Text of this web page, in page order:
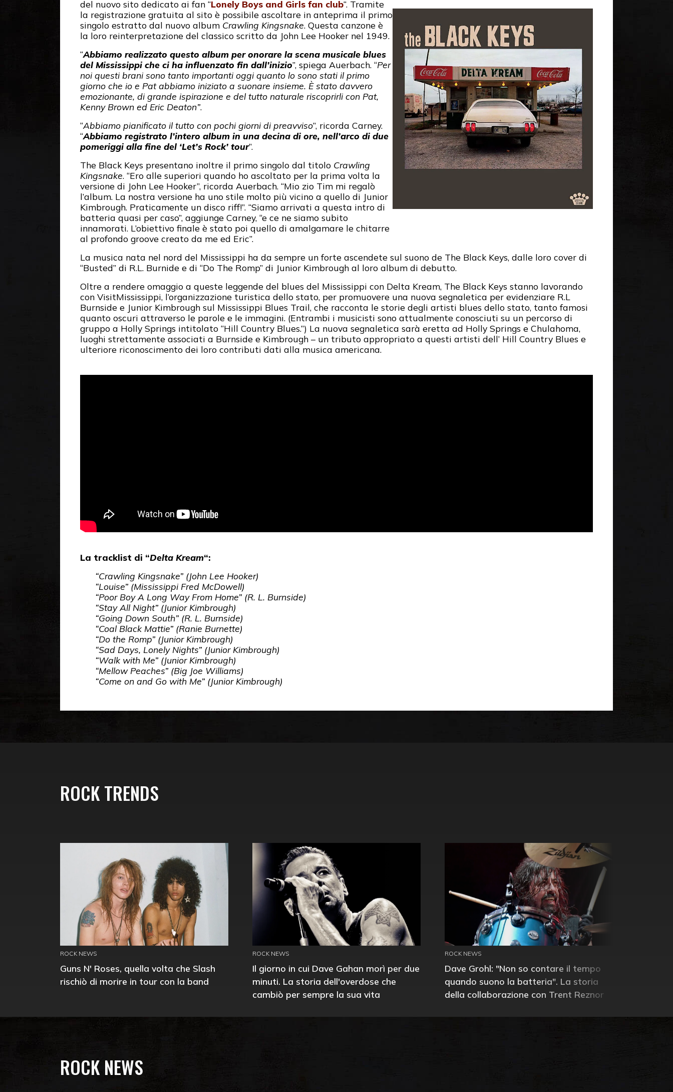
del nuovo sito dedicato ai fan “Lonely Boys and Girls fan club“. Tramite
la registrazione gratuita al sito è possibile ascoltare in anteprima il primo
singolo estratto dal nuovo album Crawling Kingsnake. Questa canzone è
la loro reinterpretazione del classico scritto da John Lee Hooker nel 1949.
“Abbiamo realizzato questo album per onorare la scena musicale blues
del Mississippi che ci ha influenzato fin dall’inizio”, spiega Auerbach. “Per
noi questi brani sono tanto importanti oggi quanto lo sono stati il primo
giorno che io e Pat abbiamo iniziato a suonare insieme. È stato davvero
emozionante, di grande ispirazione e del tutto naturale riscoprirli con Pat,
Kenny Brown ed Eric Deaton”.
“Abbiamo pianificato il tutto con pochi giorni di preavviso”, ricorda Carney.
“Abbiamo registrato l’intero album in una decina di ore, nell’arco di due
pomeriggi alla fine del ‘Let’s Rock’ tour”.
The Black Keys presentano inoltre il primo singolo dal titolo Crawling
Kingsnake. “Ero alle superiori quando ho ascoltato per la prima volta la
versione di John Lee Hooker”, ricorda Auerbach. “Mio zio Tim mi regalò
l’album. La nostra versione ha uno stile molto più vicino a quello di Junior
Kimbrough. Praticamente un disco riff!”. “Siamo arrivati a questa intro di
batteria quasi per caso”, aggiunge Carney, “e ce ne siamo subito
innamorati. L’obiettivo finale è stato poi quello di amalgamare le chitarre
al profondo groove creato da me ed Eric”.
La musica nata nel nord del Mississippi ha da sempre un forte ascendete sul suono de The Black Keys, dalle loro cover di
“Busted” di R.L. Burnide e di “Do The Romp” di Junior Kimbrough al loro album di debutto.
Oltre a rendere omaggio a queste leggende del blues del Mississippi con Delta Kream, The Black Keys stanno lavorando
con VisitMississippi, l’organizzazione turistica dello stato, per promuovere una nuova segnaletica per evidenziare R.L
Burnside e Junior Kimbrough sul Mississippi Blues Trail, che racconta le storie degli artisti blues dello stato, tanto famosi
quanto oscuri attraverso le parole e le immagini. (Entrambi i musicisti sono attualmente conosciuti su un percorso di
gruppo a Holly Springs intitolato “Hill Country Blues.”) La nuova segnaletica sarà eretta ad Holly Springs e Chulahoma,
luoghi strettamente associati a Burnside e Kimbrough – un tributo appropriato a questi artisti dell’ Hill Country Blues e
ulteriore riconoscimento dei loro contributi dati alla musica americana.
La tracklist di “Delta Kream“:
“Crawling Kingsnake” (John Lee Hooker)
“Louise” (Mississippi Fred McDowell)
“Poor Boy A Long Way From Home” (R. L. Burnside)
“Stay All Night” (Junior Kimbrough)
“Going Down South” (R. L. Burnside)
“Coal Black Mattie” (Ranie Burnette)
“Do the Romp” (Junior Kimbrough)
“Sad Days, Lonely Nights” (Junior Kimbrough)
“Walk with Me” (Junior Kimbrough)
“Mellow Peaches” (Big Joe Williams)
“Come on and Go with Me” (Junior Kimbrough)
ROCK TRENDS
ROCK NEWS
Guns N' Roses, quella volta che Slash
rischiò di morire in tour con la band
ROCK NEWS
Il giorno in cui Dave Gahan morì per due
minuti. La storia dell'overdose che
cambiò per sempre la sua vita
ROCK NEWS
Dave Grohl: "Non so contare il tempo
quando suono la batteria". La storia
della collaborazione con Trent Reznor
ROCK NEWS